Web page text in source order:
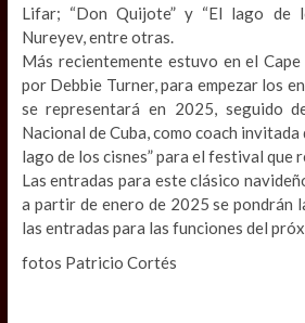
Lifar; “Don Quijote” y “El lago de
Nureyev, entre otras.
Más recientemente estuvo en el
por Debbie Turner, para empezar los
se representará en 2025, seguido
Nacional de Cuba, como coach invitada
lago de los cisnes” para el festival que
Las entradas para este clásico
a partir de enero de 2025 se pondrán
las entradas para las funciones del
fotos Patricio Cortés